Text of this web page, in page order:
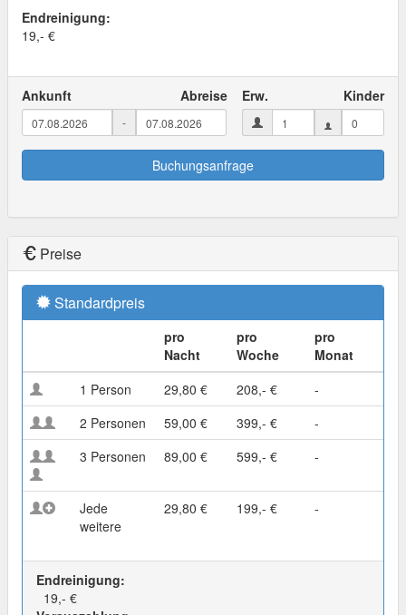
Endreinigung:
19,- €
Ankunft Abreise
-
Erw. Kinder
Buchungsanfrage
Preise
Standardpreis
pro
Nacht
pro
Woche
pro
Monat
1 Person
29,80 € 208,- €
-
2 Personen
59,00 € 399,- €
-
3 Personen
89,00 € 599,- € -
Jede
weitere
29,80 € 199,- € -
Endreinigung:
19,- €